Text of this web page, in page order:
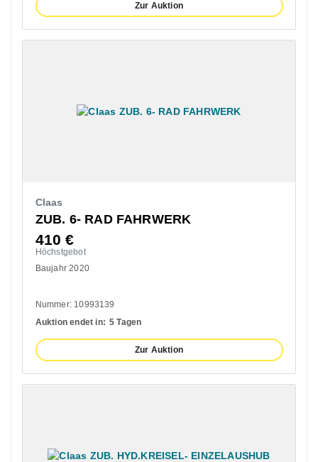
Zur Auktion
Claas
ZUB. 6- RAD FAHRWERK
410 €
Höchstgebot
Baujahr 2020
Nummer: 10993139
Auktion endet in: 5 Tagen
Zur Auktion